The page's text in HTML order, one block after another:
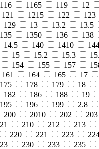
116 1165 119 12
121 1215 122 123
129 13 13.2 13.5
135 1350 136 138
14.5 140 1410 144
15 15.2 15.3
154 155 157
161 164 165 17
175 178 179 18
182 186 188 19
195 196 199 2.8
200 2010 202 203
21 210 212 213
220 221 223 224
23 230 233 235